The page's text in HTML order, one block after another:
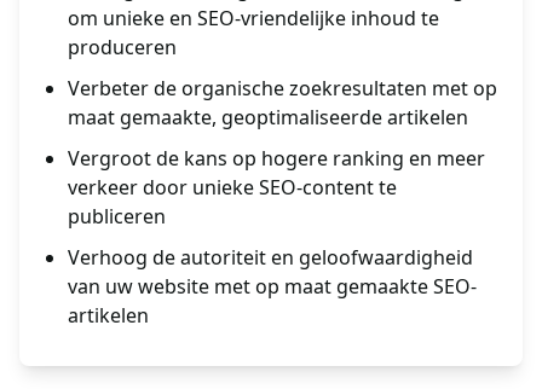
om unieke en SEO-vriendelijke inhoud te
produceren
Verbeter de organische zoekresultaten met op
maat gemaakte, geoptimaliseerde artikelen
Vergroot de kans op hogere ranking en meer
verkeer door unieke SEO-content te
publiceren
Verhoog de autoriteit en geloofwaardigheid
van uw website met op maat gemaakte SEO-
artikelen